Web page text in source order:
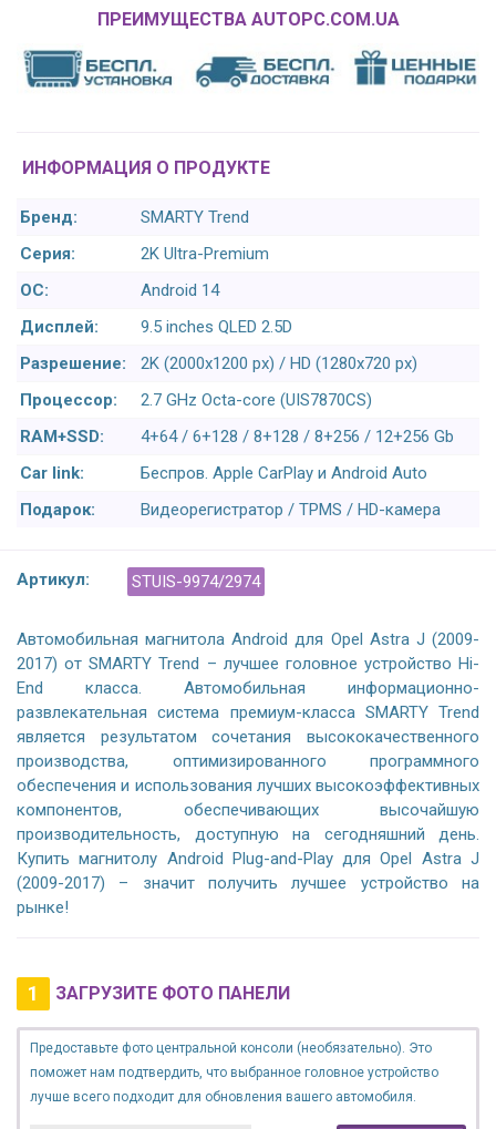
ПРЕИМУЩЕСТВА AUTOPC.COM.UA
ИНФОРМАЦИЯ О ПРОДУКТЕ
Бренд:
SMARTY Trend
Серия:
2K Ultra-Premium
ОС:
Android 14
Дисплей:
9.5 inches QLED 2.5D
Разрешение:
2K (2000x1200 px) / HD (1280x720 px)
Процессор:
2.7 GHz Octa-core (UIS7870CS)
RAM+SSD:
4+64 / 6+128 / 8+128 / 8+256 / 12+256 Gb
Car link:
Беспров. Apple CarPlay и Android Auto
Подарок:
Видеорегистратор / TPMS / HD-камера
Артикул: STUIS-9974/2974
Автомобильная магнитола Android для Opel Astra J (2009-
2017) от SMARTY Trend – лучшее головное устройство Hi-
End класса. Автомобильная информационно-
развлекательная система премиум-класса SMARTY Trend
является результатом сочетания высококачественного
производства, оптимизированного программного
обеспечения и использования лучших высокоэффективных
компонентов, обеспечивающих высочайшую
производительность, доступную на сегодняшний день.
Купить магнитолу Android Plug-and-Play для Opel Astra J
(2009-2017) – значит получить лучшее устройство на
рынке!
1 ЗАГРУЗИТЕ ФОТО ПАНЕЛИ
Предоставьте фото центральной консоли (необязательно). Это
поможет нам подтвердить, что выбранное головное устройство
лучше всего подходит для обновления вашего автомобиля.